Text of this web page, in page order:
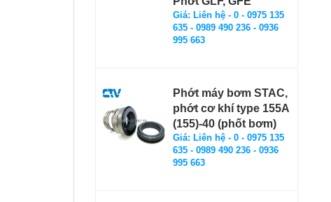
Giá: Liên hệ - 0 - 0975 135
635 - 0989 490 236 - 0936
995 663
Phớt máy bơm STAC,
phớt cơ khí type 155A
(155)-40 (phốt bơm)
Giá: Liên hệ - 0 - 0975 135
635 - 0989 490 236 - 0936
995 663